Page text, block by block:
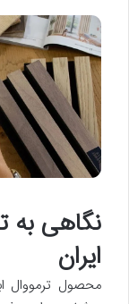
نگاهی به
ایران
محصول ترمووال